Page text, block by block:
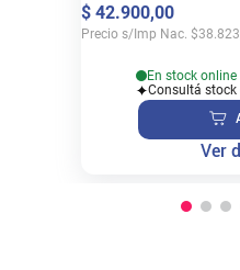
$ 42.900,00
Precio s/Imp Nac. $
En stock online
Consultá stock
Ver